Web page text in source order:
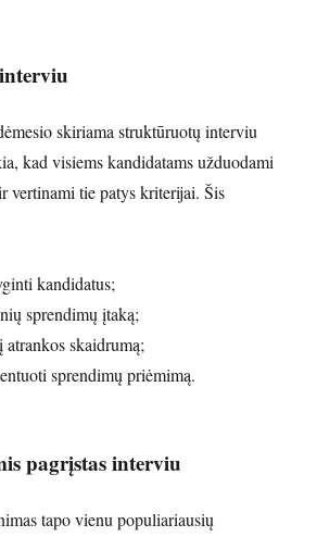
skiriama struktūruotų interviu
kad visiems kandidatams užduodami
vertinami tie patys kriterijai. Šis
kandidatus;
sprendimų įtaką;
skaidrumą;
sprendimų priėmimą.
pagrįstas interviu
tapo vienu populiariausių